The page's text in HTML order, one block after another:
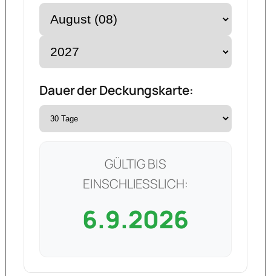
Dauer der Deckungskarte:
GÜLTIG BIS
EINSCHLIESSLICH:
6.9.2026